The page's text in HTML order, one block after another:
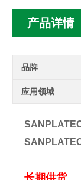
产品详情
品牌
应用领域
长期供货